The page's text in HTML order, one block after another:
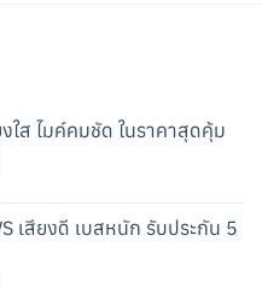
ใส ไมค์คมชัด ในราคาสุดคุ้ม
140.00.
เสียงดี เบสหนัก รับประกัน 5